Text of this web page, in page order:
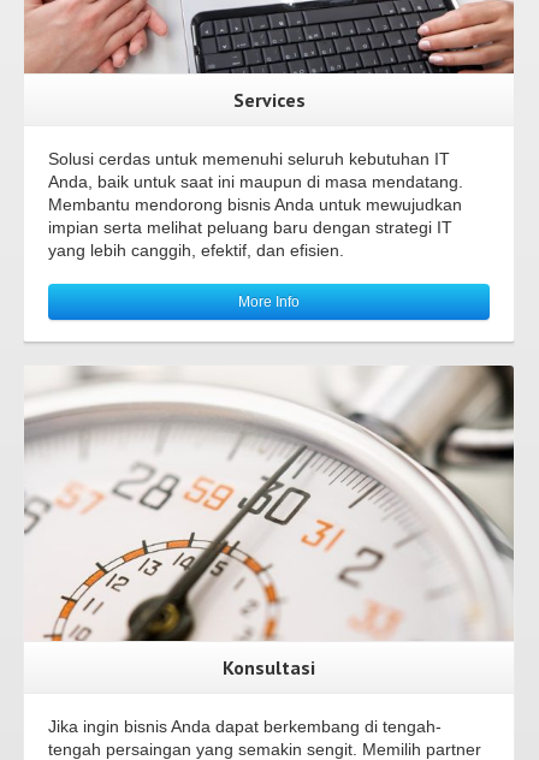
Services
Solusi cerdas untuk memenuhi seluruh kebutuhan IT
Anda, baik untuk saat ini maupun di masa mendatang.
Membantu mendorong bisnis Anda untuk mewujudkan
impian serta melihat peluang baru dengan strategi IT
yang lebih canggih, efektif, dan efisien.
More Info
Konsultasi
Jika ingin bisnis Anda dapat berkembang di tengah-
tengah persaingan yang semakin sengit. Memilih partner